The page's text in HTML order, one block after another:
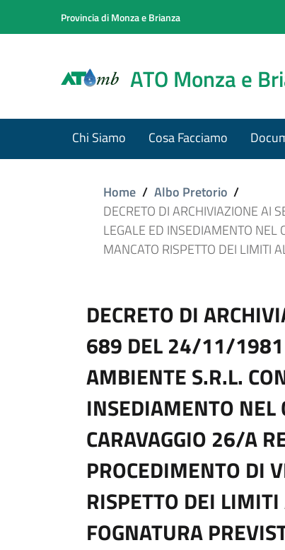
Provincia di Monza e Brianza
ATO Monza e
Chi Siamo Cosa Facciamo
Home / Albo Pretorio /
DECRETO DI ARCHIVIAZIONE AI
LEGALE ED INSEDIAMENTO NEL
MANCATO RISPETTO DEI LIMITI
DECRETO DI
689 DEL 24/11/1981
AMBIENTE S.R.L.
INSEDIAMENTO
CARAVAGGIO 26/A
PROCEDIMENTO DI
RISPETTO DEI
FOGNATURA